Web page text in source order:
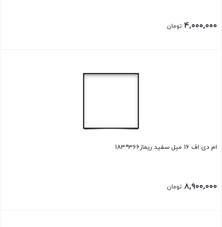
۴,۰۰۰,۰۰۰ تومان
ام دی اف 16 میل سفید ریماز366*183
۸,۹۰۰,۰۰۰ تومان